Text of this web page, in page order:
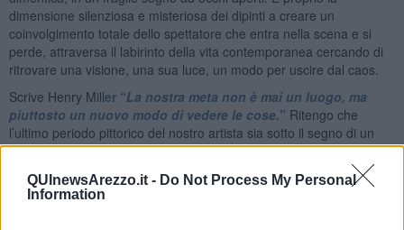
QUInewsArezzo.it - Do Not Process My Personal
Information
dimensione silenziosa e misteriosa dei dipinti a creare un
coinvolgimento totale dello spettatore che entra nella scena e si
perde, attraversa il labirinto della vita contemporanea cercando di
ritrovare una visione, una sua luce, un modo per uscire dal caos.
Scrive Henry Miller “La nostra meta non è mai un luogo, ma
piuttosto un nuovo modo di vedere le cose.” Ritengo che
l’ultimo periodo pittorico del nostro artista sia sotto il segno di un
nuovo modo di vedere le cose, immaginare futuri e mondi possibili,
abbandonare la strada certa per incamminarsi nei difficili sentieri
del sogno e della poesia. Il nostro sguardo non si stanca di
interrogare dipinti che nascondono sempre nuove emozioni e